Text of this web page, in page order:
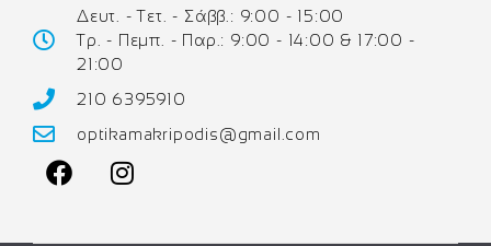
Δευτ. - Τετ. - Σάββ.: 9:00 - 15:00
Τρ. - Πεμπ. - Παρ.: 9:00 - 14:00 & 17:00 -
21:00
210 6395910
optikamakripodis@gmail.com